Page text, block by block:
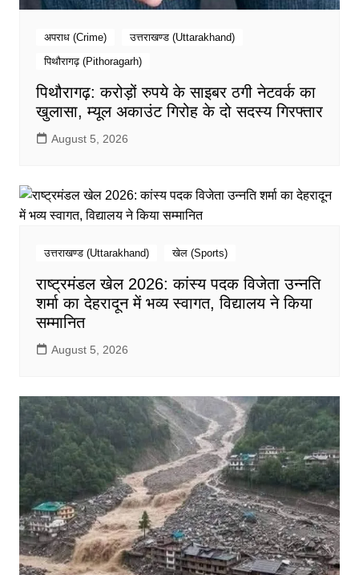
अपराध (Crime)
उत्तराखण्ड (Uttarakhand)
पिथौरागढ़ (Pithoragarh)
पिथौरागढ़: करोड़ों रुपये के साइबर ठगी नेटवर्क का
खुलासा, म्यूल अकाउंट गिरोह के दो सदस्य गिरफ्तार
August 5, 2026
उत्तराखण्ड (Uttarakhand) खेल (Sports)
राष्ट्रमंडल खेल 2026: कांस्य पदक विजेता उन्नति
शर्मा का देहरादून में भव्य स्वागत, विद्यालय ने किया
सम्मानित
August 5, 2026